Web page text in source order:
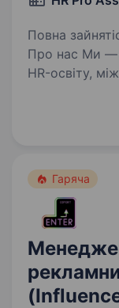
Повна
Про нас Ми —
HR-освіту,
Гаряча